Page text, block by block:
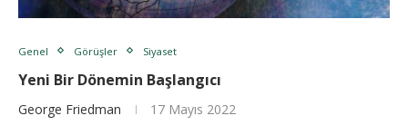
Genel Görüşler Siyaset
Yeni Bir Dönemin Başlangıcı
George Friedman 17 Mayıs 2022